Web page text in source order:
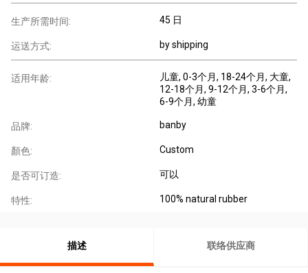
生产所需时间: 45 日
运送方式: by shipping
适用年龄: 儿童, 0-3个月, 18-24个月, 大童,
12-18个月, 9-12个月, 3-6个月,
6-9个月, 幼童
品牌: banby
顏色: Custom
是否可订造: 可以
特性: 100% natural rubber
描述 联络供应商